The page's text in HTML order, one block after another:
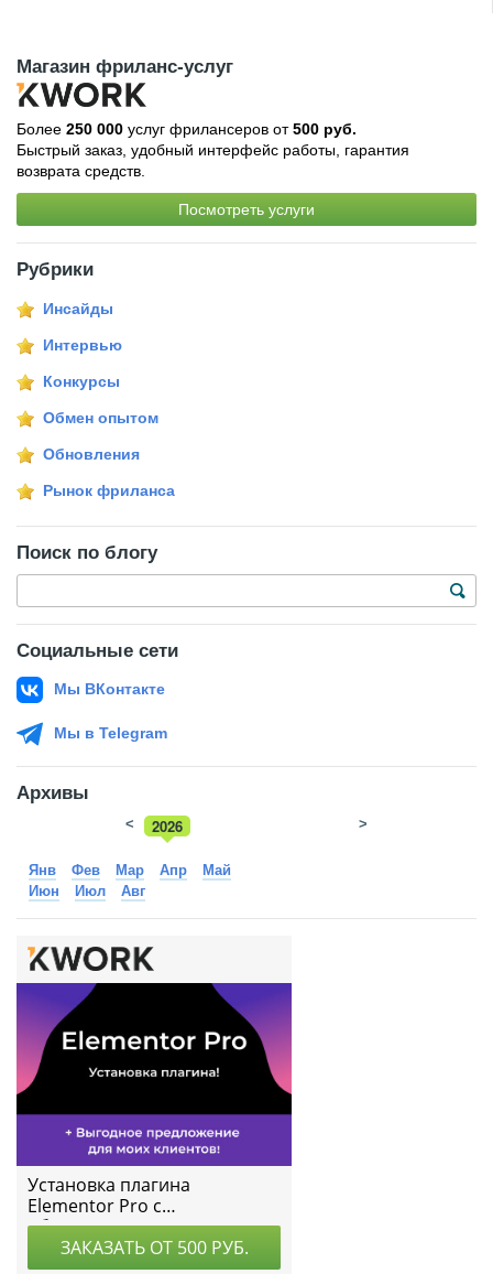
Магазин фриланс-услуг
Более 250 000 услуг фрилансеров от500 руб.
Быстрый заказ, удобный интерфейс работы, гарантия
возврата средств.
Посмотреть услуги
Рубрики
Инсайды
Интервью
Конкурсы
Обмен опытом
Обновления
Рынок фриланса
Поиск по блогу
Социальные сети
Мы ВКонтакте
Мы в Telegram
Архивы
2026
2025
< >
Янв Фев Мар Апр
Май
Июн
Июл Авг